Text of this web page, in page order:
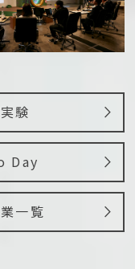
験
Day
一覧